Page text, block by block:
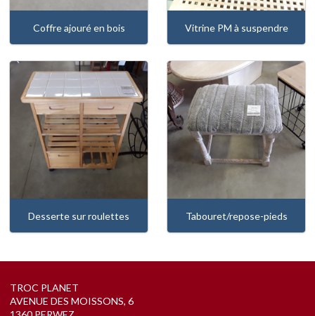
Coffre ajouré en bois Vitrine PM à suspendre
Desserte sur roulettes Tabouret/repose-pieds
TROC PLANET
AVENUE DES MOISSONS, 6